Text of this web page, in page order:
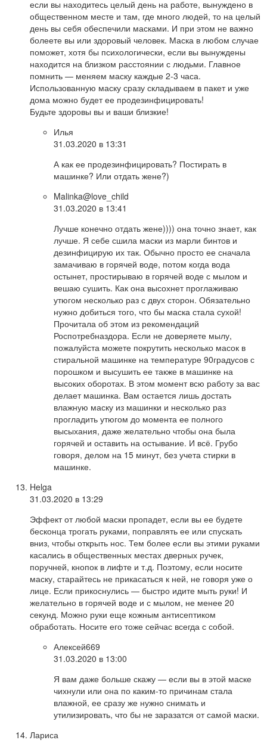
если вы находитесь целый день на работе, вынуждено в
общественном месте и там, где много людей, то на целый
день вы себя обеспечили масками. И при этом не важно
болеете вы или здоровый человек. Маска в любом случае
поможет, хотя бы психологически, если вы вынуждены
находится на близком расстоянии с людьми. Главное
помнить — меняем маску каждые 2-3 часа.
Использованную маску сразу складываем в пакет и уже
дома можно будет ее продезинфицировать!
Будьте здоровы вы и ваши близкие!
Илья
31.03.2020 в 13:31
А как ее продезинфицировать? Постирать в
машинке? Или отдать жене?)
Malinka@love_child
31.03.2020 в 13:41
Лучше конечно отдать жене)))) она точно знает, как
лучше. Я себе сшила маски из марли бинтов и
дезинфицирую их так. Обычно просто ее сначала
замачиваю в горячей воде, потом когда вода
остынет, простирываю в горячей воде с мылом и
вешаю сушить. Как она высохнет проглаживаю
утюгом несколько раз с двух сторон. Обязательно
нужно добиться того, что бы маска стала сухой!
Прочитала об этом из рекомендаций
Роспотребназдора. Если не доверяете мылу,
пожалуйста можете покрутить несколько масок в
стиральной машинке на температуре 90градусов с
порошком и высушить ее также в машинке на
высоких оборотах. В этом момент всю работу за вас
делает машинка. Вам остается лишь достать
влажную маску из машинки и несколько раз
прогладить утюгом до момента ее полного
высыхания, даже желательно чтобы она была
горячей и оставить на остывание. И всё. Грубо
говоря, делом на 15 минут, без учета стирки в
машинке.
Helga
31.03.2020 в 13:29
Эффект от любой маски пропадет, если вы ее будете
бесконца трогать руками, поправлять ее или спускать
вниз, чтобы открыть нос. Тем более если вы этими руками
касались в общественных местах дверных ручек,
поручней, кнопок в лифте и т.д. Поэтому, если носите
маску, старайтесь не прикасаться к ней, не говоря уже о
лице. Если прикоснулись — быстро идите мыть руки! И
желательно в горячей воде и с мылом, не менее 20
секунд. Можно руки еще кожным антисептиком
обработать. Носите его тоже сейчас всегда с собой.
Алексей669
31.03.2020 в 13:00
Я вам даже больше скажу — если вы в этой маске
чихнули или она по каким-то причинам стала
влажной, ее сразу же нужно снимать и
утилизировать, что бы не заразатся от самой маски.
Лариса